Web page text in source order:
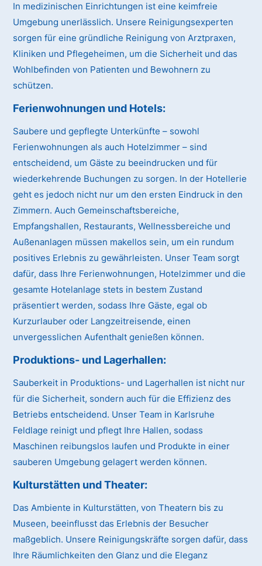
In medizinischen Einrichtungen ist eine keimfreie
Umgebung unerlässlich. Unsere Reinigungsexperten
sorgen für eine gründliche Reinigung von Arztpraxen,
Kliniken und Pflegeheimen, um die Sicherheit und das
Wohlbefinden von Patienten und Bewohnern zu
schützen.
Ferienwohnungen und Hotels:
Saubere und gepflegte Unterkünfte – sowohl
Ferienwohnungen als auch Hotelzimmer – sind
entscheidend, um Gäste zu beeindrucken und für
wiederkehrende Buchungen zu sorgen. In der Hotellerie
geht es jedoch nicht nur um den ersten Eindruck in den
Zimmern. Auch Gemeinschaftsbereiche,
Empfangshallen, Restaurants, Wellnessbereiche und
Außenanlagen müssen makellos sein, um ein rundum
positives Erlebnis zu gewährleisten. Unser Team sorgt
dafür, dass Ihre Ferienwohnungen, Hotelzimmer und die
gesamte Hotelanlage stets in bestem Zustand
präsentiert werden, sodass Ihre Gäste, egal ob
Kurzurlauber oder Langzeitreisende, einen
unvergesslichen Aufenthalt genießen können.
Produktions- und Lagerhallen:
Sauberkeit in Produktions- und Lagerhallen ist nicht nur
für die Sicherheit, sondern auch für die Effizienz des
Betriebs entscheidend. Unser Team in Karlsruhe
Feldlage reinigt und pflegt Ihre Hallen, sodass
Maschinen reibungslos laufen und Produkte in einer
sauberen Umgebung gelagert werden können.
Kulturstätten und Theater:
Das Ambiente in Kulturstätten, von Theatern bis zu
Museen, beeinflusst das Erlebnis der Besucher
maßgeblich. Unsere Reinigungskräfte sorgen dafür, dass
Ihre Räumlichkeiten den Glanz und die Eleganz